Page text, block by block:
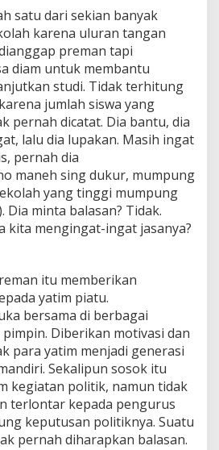
satu dari sekian banyak
karena uluran tangan
preman tapi
diam untuk membantu
studi. Tidak terhitung
jumlah siswa yang
pernah dicatat. Dia bantu, dia
lalu dia lupakan. Masih ingat
pernah dia
maneh sing dukur, mumpung
yang tinggi mumpung
Dia minta balasan? Tidak.
kita mengingat-ingat jasanya?
itu memberikan
yatim piatu.
bersama di berbagai
Diberikan motivasi dan
para yatim menjadi generasi
Sekalipun sosok itu
kegiatan politik, namun tidak
terlontar kepada pengurus
keputusan politiknya. Suatu
pernah diharapkan balasan.